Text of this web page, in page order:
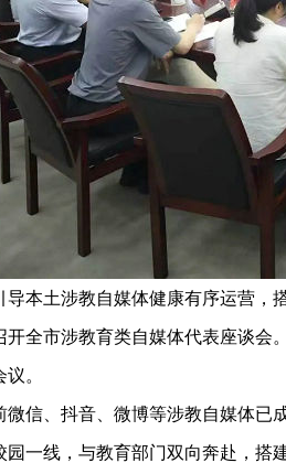
土涉教自媒体健康有序运营，搭
开全市涉教育类自媒体代表座谈
。
、抖音、微博等涉教自媒体已
园一线，与教育部门双向奔赴，搭